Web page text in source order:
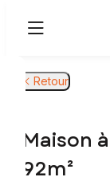
Retour
Maison
92m²